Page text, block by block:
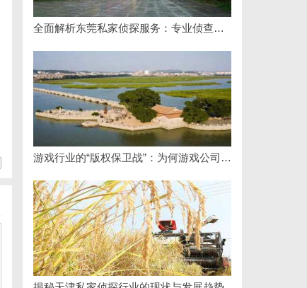
全面解析东莞私家侦探服务：专业侦查助您解决各种疑难问题
游戏行业的“版权保卫战”：为何游戏公司离不开版权律师